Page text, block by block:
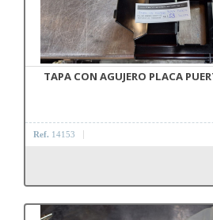
TAPA CON AGUJERO PLACA
Ref. 14153